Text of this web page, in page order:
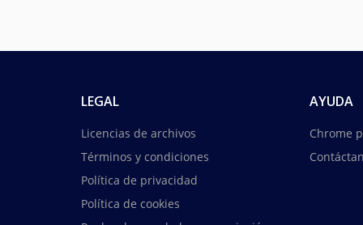
LEGAL
Licencias de archivos
Términos y condiciones
Política de privacidad
Política de cookies
AYUDA
Chrome